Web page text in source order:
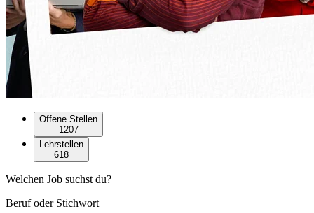
Offene Stellen
1207
Lehrstellen
618
Welchen Job suchst du?
Beruf oder Stichwort